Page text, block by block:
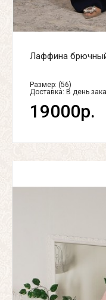
Лаффина
Размер: (56)
Доставка: В день
19000р.